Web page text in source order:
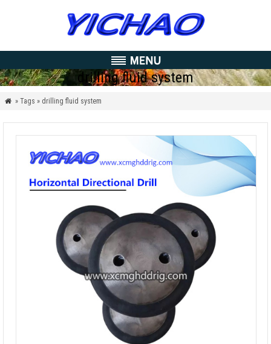
drilling fluid system
 » Tags » drilling fluid system